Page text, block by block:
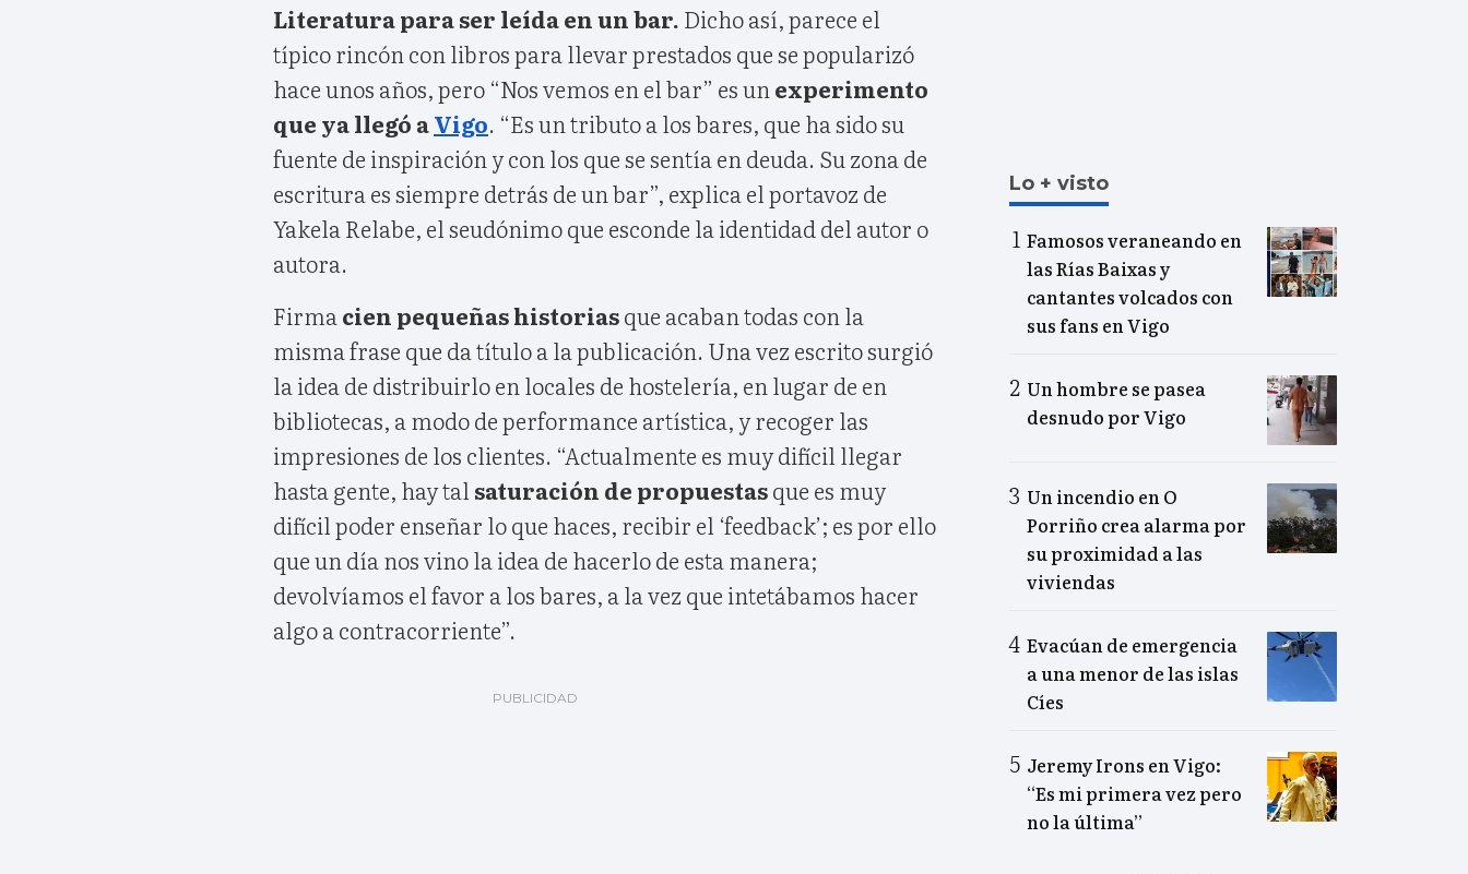
Literatura para ser leída en un bar. Dicho así, parece el
típico rincón con libros para llevar prestados que se popularizó
hace unos años, pero “Nos vemos en el bar” es un experimento
que ya llegó aVigo. “Es un tributo a los bares, que ha sido su
fuente de inspiración y con los que se sentía en deuda. Su zona de
escritura es siempre detrás de un bar”, explica el portavoz de
Yakela Relabe, el seudónimo que esconde la identidad del autor o
autora.
Firma cien pequeñas historiasque acaban todas con la
misma frase que da título a la publicación. Una vez escrito surgió
la idea de distribuirlo en locales de hostelería, en lugar de en
bibliotecas, a modo de performance artística, y recoger las
impresiones de los clientes. “Actualmente es muy difícil llegar
hasta gente, hay tal saturación de propuestasque es muy
difícil poder enseñar lo que haces, recibir el ‘feedback’; es por ello
que un día nos vino la idea de hacerlo de esta manera;
devolvíamos el favor a los bares, a la vez que intetábamos hacer
algo a contracorriente”.
Lo + visto
Famosos veraneando en
las Rías Baixas y
cantantes volcados con
sus fans en Vigo
Un hombre se pasea
desnudo por Vigo
Un incendio en O
Porriño crea alarma por
su proximidad a las
viviendas
Evacúan de emergencia
a una menor de las islas
Cíes
Jeremy Irons en Vigo:
“Es mi primera vez pero
no la última”